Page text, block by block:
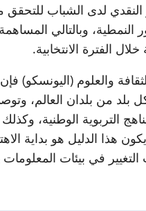
النقدي لدى الشباب
وبالتالي
الفترة الانتخابية.
والعلوم (اليونسكو) فإن
من بلدان العالم،
التربوية الوطنية،
هذا الدليل هو بداية
في بيئات المعلومات